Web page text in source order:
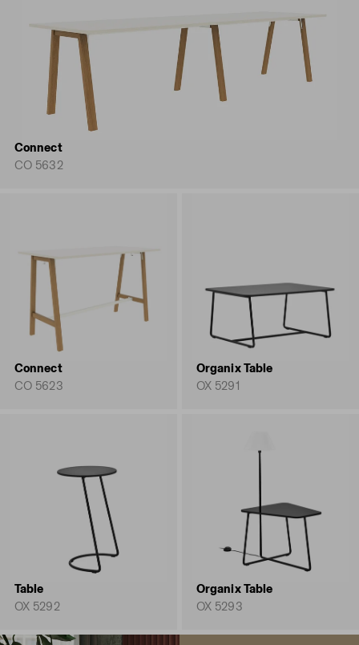
Connect
CO 5632
Connect
CO 5623
Organix Table
OX 5291
Table
OX 5292
Organix Table
OX 5293